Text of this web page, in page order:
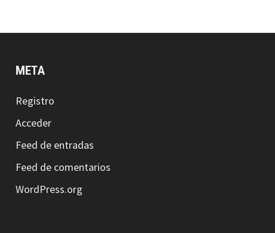
META
Registro
Acceder
Feed de entradas
Feed de comentarios
WordPress.org